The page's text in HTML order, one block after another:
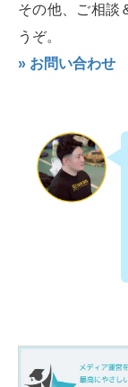
その他、ご相談
うぞ。
» お問い合わせ